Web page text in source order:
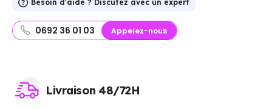
Besoin d'aide ? Discutez avec un expert
0692 36 01 03 Appelez-nous
Livraison 48/72H